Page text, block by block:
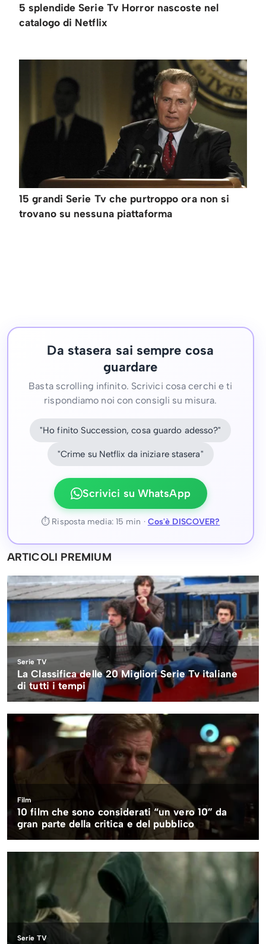
5 splendide Serie Tv Horror nascoste nel
catalogo di Netflix
15 grandi Serie Tv che purtroppo ora non si
trovano su nessuna piattaforma
Da stasera sai sempre cosa
guardare
Basta scrolling infinito. Scrivici cosa cerchi e ti
rispondiamo noi con consigli su misura.
"Ho finito Succession, cosa guardo adesso?"
"Crime su Netflix da iniziare stasera"
Scrivici su WhatsApp
⏱ Risposta media: 15 min · Cos'è DISCOVER?
ARTICOLI PREMIUM